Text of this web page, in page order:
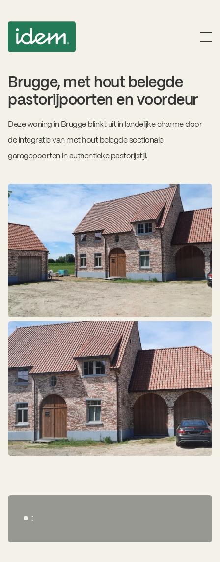
Brugge, met hout belegde
pastorijpoorten en voordeur
Deze woning in Brugge blinkt uit in landelijke charme door
de integratie van met hout belegde sectionale
garagepoorten in authentieke pastorijstijl.
: